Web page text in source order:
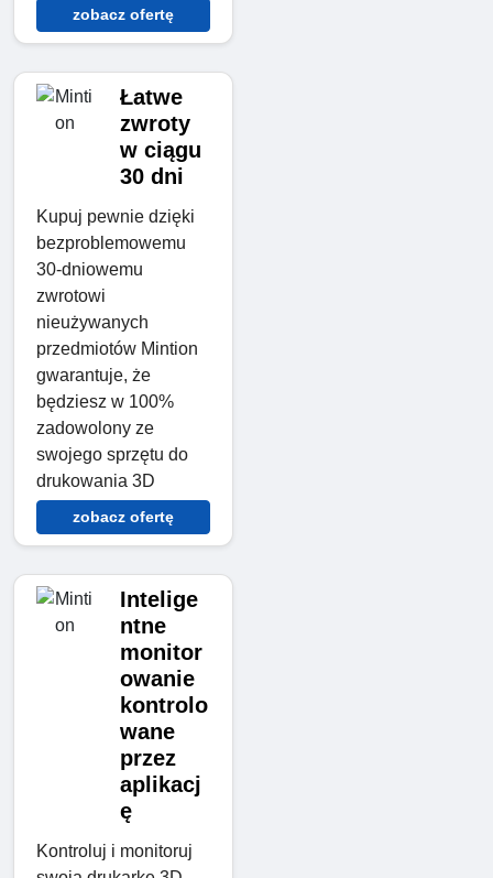
zobacz ofertę
Łatwe
zwroty
w ciągu
30 dni
Kupuj pewnie dzięki
bezproblemowemu
30-dniowemu
zwrotowi
nieużywanych
przedmiotów Mintion
gwarantuje, że
będziesz w 100%
zadowolony ze
swojego sprzętu do
drukowania 3D
zobacz ofertę
Intelige
ntne
monitor
owanie
kontrolo
wane
przez
aplikacj
ę
Kontroluj i monitoruj